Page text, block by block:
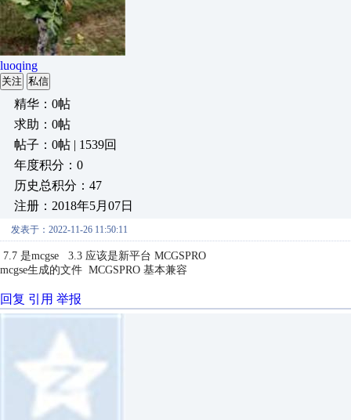
luoqing
关注 私信
精华：0帖
求助：0帖
帖子：0帖 | 1539回
年度积分：0
历史总积分：47
注册：2018年5月07日
发表于：2022-11-26 11:50:11
7.7 是mcgse 3.3 应该是新平台 MCGSPRO
mcgse生成的文件 MCGSPRO 基本兼容
回复 引用 举报